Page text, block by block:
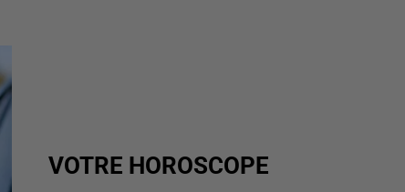
VOTRE HOROSCOPE